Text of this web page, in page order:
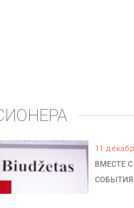
11
ВМЕСТЕ